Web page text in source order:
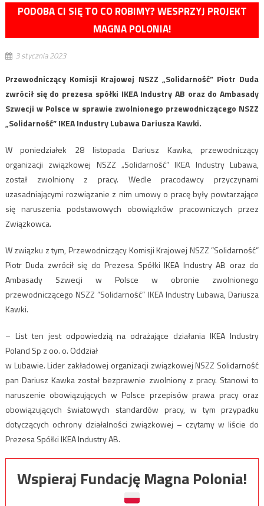
PODOBA CI SIĘ TO CO ROBIMY? WESPRZYJ PROJEKT
MAGNA POLONIA!
3 stycznia 2023
Przewodniczący Komisji Krajowej NSZZ „Solidarność” Piotr Duda
zwrócił się do prezesa spółki IKEA Industry AB oraz do Ambasady
Szwecji w Polsce w sprawie zwolnionego przewodniczącego NSZZ
„Solidarność” IKEA Industry Lubawa Dariusza Kawki.
W poniedziałek 28 listopada Dariusz Kawka, przewodniczący
organizacji związkowej NSZZ „Solidarność” IKEA Industry Lubawa,
został zwolniony z pracy. Wedle pracodawcy przyczynami
uzasadniającymi rozwiązanie z nim umowy o pracę były powtarzające
się naruszenia podstawowych obowiązków pracowniczych przez
Związkowca.
W związku z tym, Przewodniczący Komisji Krajowej NSZZ ”Solidarność”
Piotr Duda zwrócił się do Prezesa Spółki IKEA Industry AB oraz do
Ambasady Szwecji w Polsce w obronie zwolnionego
przewodniczącego NSZZ ”Solidarność” IKEA Industry Lubawa, Dariusza
Kawki.
– List ten jest odpowiedzią na odrażające działania IKEA Industry
Poland Sp z oo. o. Oddział
w Lubawie. Lider zakładowej organizacji związkowej NSZZ Solidarność
pan Dariusz Kawka został bezprawnie zwolniony z pracy. Stanowi to
naruszenie obowiązujących w Polsce przepisów prawa pracy oraz
obowiązujących światowych standardów pracy, w tym przypadku
dotyczących ochrony działalności związkowej – czytamy w liście do
Prezesa Spółki IKEA Industry AB.
Wspieraj Fundację Magna Polonia!